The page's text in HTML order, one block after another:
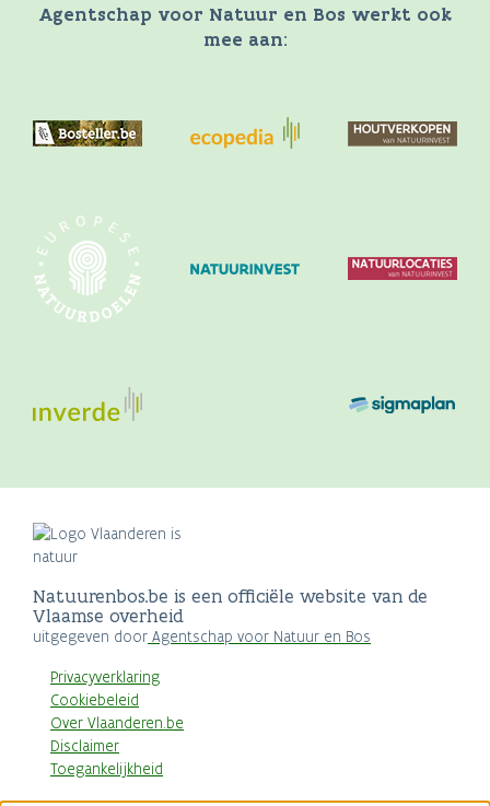
Agentschap voor Natuur en Bos werkt ook
mee aan:
Natuurenbos.be is een officiële website van de
Vlaamse overheid
uitgegeven door Agentschap voor Natuur en Bos
Privacyverklaring
Cookiebeleid
Over Vlaanderen.be
Disclaimer
Toegankelijkheid